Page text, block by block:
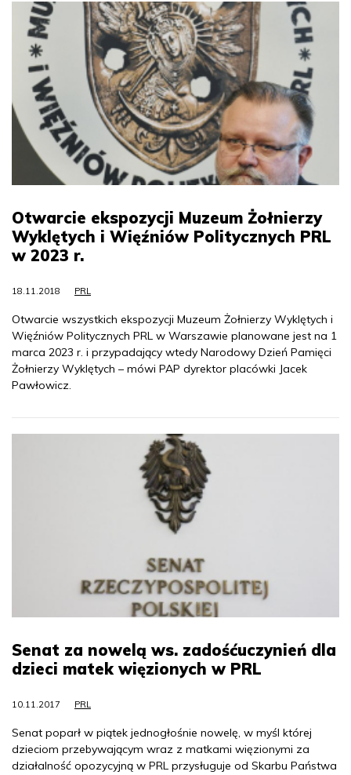
Otwarcie ekspozycji Muzeum Żołnierzy
Wyklętych i Więźniów Politycznych PRL
w 2023 r.
18.11.2018 PRL
Otwarcie wszystkich ekspozycji Muzeum Żołnierzy Wyklętych i
Więźniów Politycznych PRL w Warszawie planowane jest na 1
marca 2023 r. i przypadający wtedy Narodowy Dzień Pamięci
Żołnierzy Wyklętych – mówi PAP dyrektor placówki Jacek
Pawłowicz.
Senat za nowelą ws. zadośćuczynień dla
dzieci matek więzionych w PRL
10.11.2017 PRL
Senat poparł w piątek jednogłośnie nowelę, w myśl której
dzieciom przebywającym wraz z matkami więzionymi za
działalność opozycyjną w PRL przysługuje od Skarbu Państwa